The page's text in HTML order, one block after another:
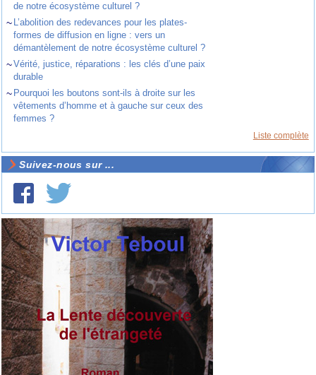
de notre écosystème culturel ?
~ L’abolition des redevances pour les plates-
formes de diffusion en ligne : vers un
démantèlement de notre écosystème culturel ?
~Vérité, justice, réparations : les clés d’une paix
durable
~ Pourquoi les boutons sont-ils à droite sur les
vêtements d’homme et à gauche sur ceux des
femmes ?
Liste complète
Suivez-nous sur ...